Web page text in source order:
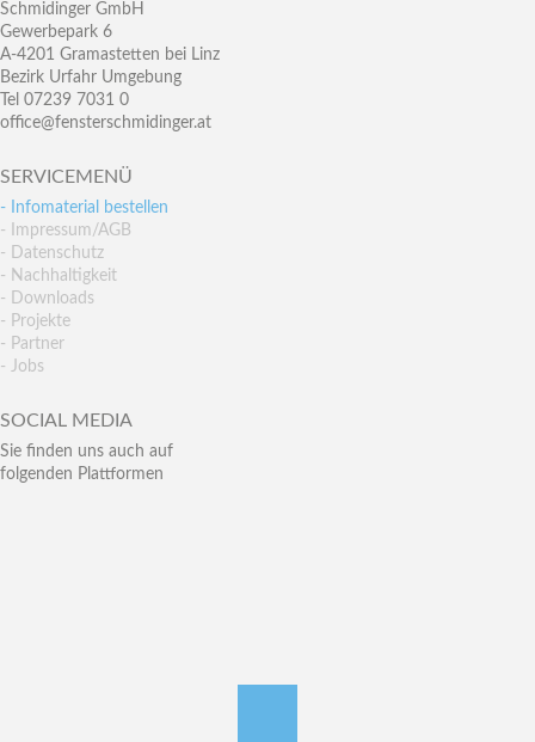
Schmidinger GmbH
Gewerbepark 6
A-4201 Gramastetten bei Linz
Bezirk Urfahr Umgebung
Tel 07239 7031 0
office@fensterschmidinger.at
SERVICEMENÜ
- Infomaterial bestellen
- Impressum/AGB
- Datenschutz
- Nachhaltigkeit
- Downloads
- Projekte
- Partner
- Jobs
SOCIAL MEDIA
Sie finden uns auch auf
folgenden Plattformen